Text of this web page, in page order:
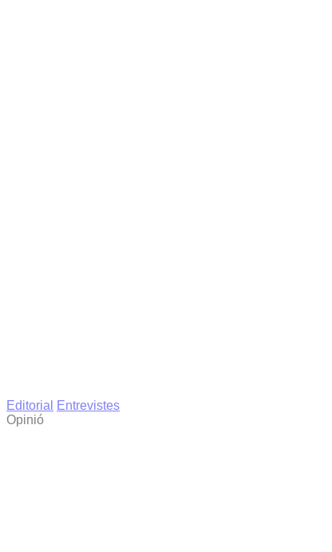
Editorial
Entrevistes
Opinió